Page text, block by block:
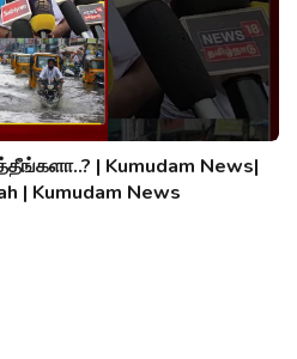
| Kumudam News|
| Kumudam News